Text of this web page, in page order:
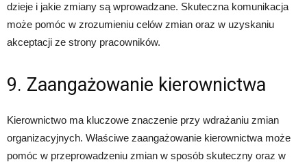
dzieje i jakie zmiany są wprowadzane. Skuteczna komunikacja
może pomóc w zrozumieniu celów zmian oraz w uzyskaniu
akceptacji ze strony pracowników.
9. Zaangażowanie kierownictwa
Kierownictwo ma kluczowe znaczenie przy wdrażaniu zmian
organizacyjnych. Właściwe zaangażowanie kierownictwa może
pomóc w przeprowadzeniu zmian w sposób skuteczny oraz w